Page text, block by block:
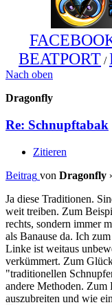
BEATPORT /
Nach oben
Dragonfly
Re: Schnupftabak
Zitieren
Beitrag von Dragonfly
Ja diese Traditionen.
weit treiben. Zum
rechts, sondern immer
als Banause da. Ich
Linke ist weitaus
verkümmert. Zum
"traditionellen
andere Methoden. Zum
auszubreiten und wie